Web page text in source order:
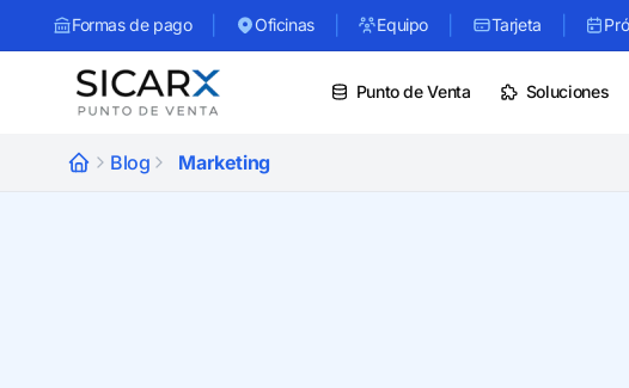
Formas de pago Oficinas Equipo Tarjeta
Punto de Venta Soluciones
Blog Marketing